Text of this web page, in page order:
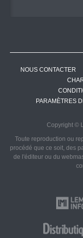
NOUS CONTACTER
PARAMÈTRES
Copyright ©
Toute reproduction ou
procédé que ce soit, des
de l'éditeur ou du